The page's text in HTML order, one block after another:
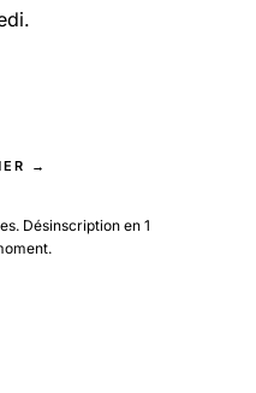
→
Désinscription en 1